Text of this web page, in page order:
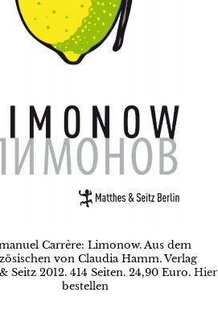
Carrère: Limonow. Aus dem
von Claudia Hamm. Verlag
Seitz 2012. 414 Seiten. 24,90 Euro. Hier
bestellen